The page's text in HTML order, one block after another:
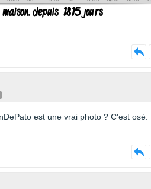
est une vrai photo ? C'est osé.